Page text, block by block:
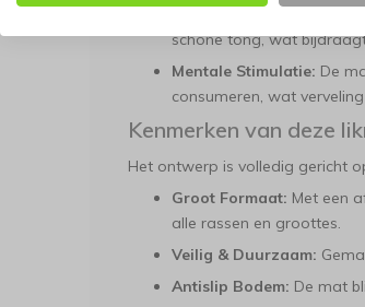
schone tong, wat
Mentale Stimulatie: De
consumeren, wat
Kenmerken van deze
Het ontwerp is volledig gericht
Groot Formaat: Met een
alle rassen en groottes.
Veilig & Duurzaam:
Antislip Bodem: De mat